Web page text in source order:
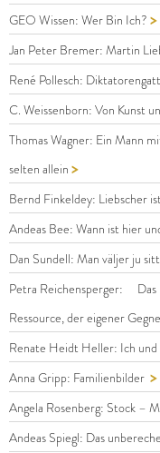
GEO Wissen: Wer Bin Ich? >
Jan Peter Bremer: Martin
René Pollesch:
C. Weissenborn: Von Kunst
Thomas Wagner: Ein Mann
selten allein >
Bernd Finkeldey: Liebscher
Andeas Bee: Wann ist hier
Dan Sundell: Man väljer ju sitt
Petra Reichensperger: Das
Ressource, der eigener
Renate Heidt Heller: Ich und
Anna Gripp: Familienbilder >
Angela Rosenberg: Stock –
Andeas Spiegl: Das